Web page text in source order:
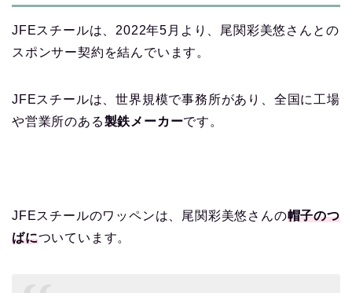
JFEスチールは、2022年5月より、尾関彩美悠さんとの
スポンサー契約を結んでいます。
JFEスチールは、世界規模で事務所があり、全国に工場
や営業所のある製鉄メーカーです。
JFEスチールのワッペンは、尾関彩美悠さんの帽子のつ
ばについています。